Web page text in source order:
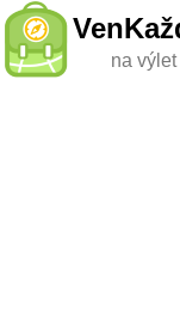
na